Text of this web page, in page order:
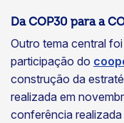
Da COP30 para a
Outro tema central
participação do
construção da
realizada em
conferência